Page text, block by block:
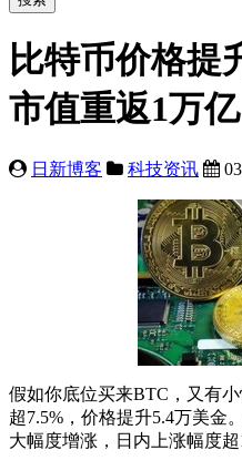
比特币价格提
市值重返1万亿
日新博客 科技资讯
假如你底位买来BTC，又有
超7.5%，价格提升5.4万美金
大幅度增涨，日内上涨幅度超